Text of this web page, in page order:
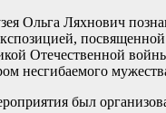
Ольга Ляхнович
Отечественной
несгибаемого
был